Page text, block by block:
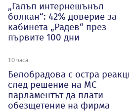
„Галъп интернешънъл
болкан“: 42% доверие за
кабинета „Радев“ през
първите 100 дни
10 часа
Белобрадова с остра
след решение на МС
парламентът да плати
обезщетение на фирма